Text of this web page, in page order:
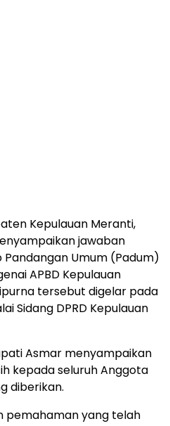
Kepulauan Meranti,
jawaban
Umum (Padum)
APBD Kepulauan
tersebut digelar pada
Sidang DPRD Kepulauan
Asmar menyampaikan
kepada seluruh Anggota
diberikan.
pemahaman yang telah